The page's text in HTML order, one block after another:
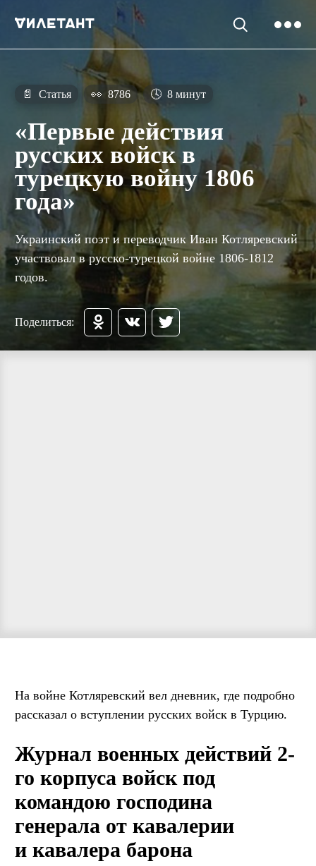
📄 Статья 👀 8786 🕓 8 минут
«Первые действия
русских войск в
турецкую войну 1806
года»
Украинский поэт и переводчик Иван Котляревский
участвовал в русско-турецкой войне 1806-1812
годов.
Поделиться:
На войне Котляревский вел дневник, где подробно
рассказал о вступлении русских войск в Турцию.
Журнал военных действий 2-
го корпуса войск под
командою господина
генерала от кавалерии
и кавалера барона